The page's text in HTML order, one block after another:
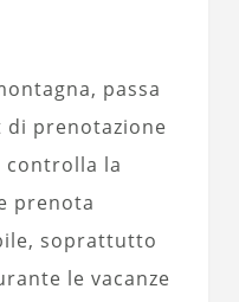
passa
di prenotazione
controlla la
prenota
soprattutto
le vacanze